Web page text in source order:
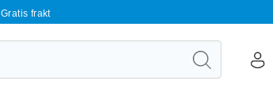
Gratis frakt